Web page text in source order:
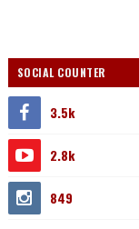
SOCIAL COUNTER
3.5k
2.8k
849